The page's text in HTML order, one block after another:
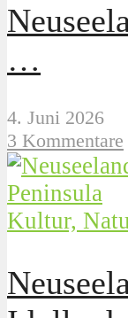
…
4. Juni 2026
3 Kommentare
Kultur,